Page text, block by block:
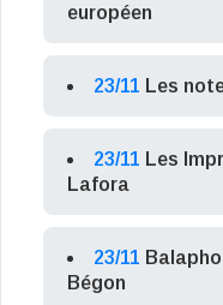
européen
23/11 Les
23/11 Les
Lafora
23/11
Bégon